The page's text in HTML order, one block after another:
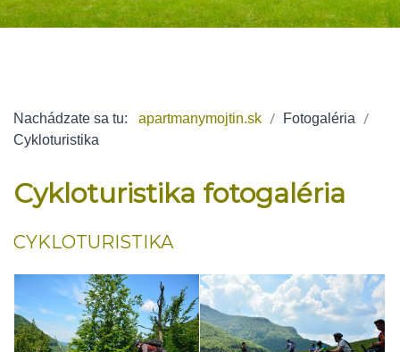
Nachádzate sa tu: apartmanymojtin.sk
Fotogaléria
Cykloturistika
Cykloturistika fotogaléria
CYKLOTURISTIKA